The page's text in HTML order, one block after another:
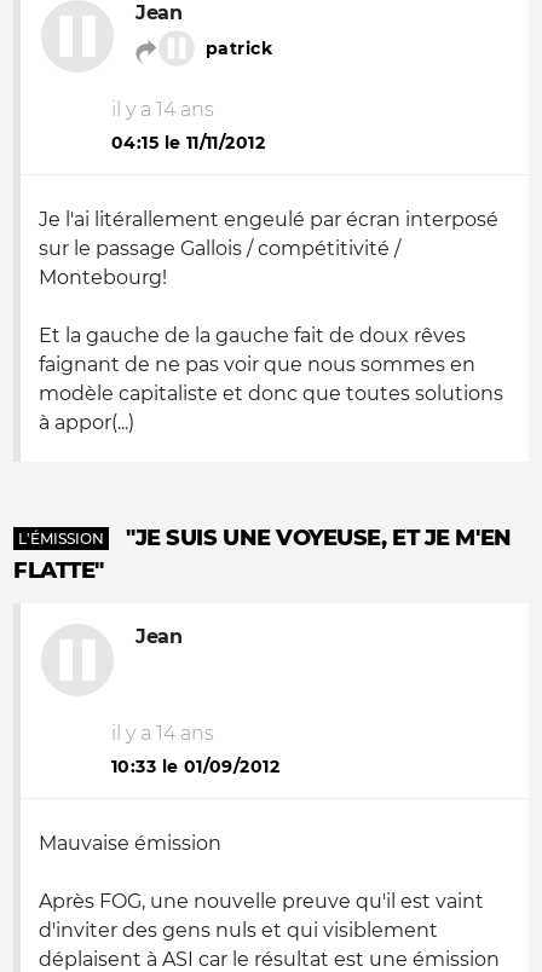
Jean
patrick
il y a 14 ans
04:15 le 11/11/2012
Je l'ai litérallement engeulé par écran interposé
sur le passage Gallois / compétitivité /
Montebourg!
Et la gauche de la gauche fait de doux rêves
faignant de ne pas voir que nous sommes en
modèle capitaliste et donc que toutes solutions
à appor(...)
L'ÉMISSION
"JE SUIS UNE VOYEUSE, ET JE M'EN
FLATTE"
Jean
il y a 14 ans
10:33 le 01/09/2012
Mauvaise émission
Après FOG, une nouvelle preuve qu'il est vaint
d'inviter des gens nuls et qui visiblement
déplaisent à ASI car le résultat est une émission